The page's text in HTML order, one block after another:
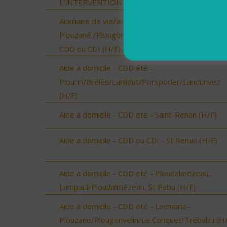
L'INTERVENTION SOCIALE ET FAMILIALE (H/F)
Auxiliaire de vie/aide à domicile - Locmaria-
Plouzané /Plougonvelin/Le Conquet/Trébabu -
CDD ou CDI (H/F)
Aide à domicile - CDD été -
Plourin/Brélès/Lanildut/Porspoder/Landunvez
(H/F)
Aide à domicile - CDD été - Saint-Renan (H/F)
Aide à domicile - CDD ou CDI - St Renan (H/F)
Aide à domicile - CDD été - Ploudalmézeau,
Lampaul-Ploudalmézeau, St Pabu (H/F)
Aide à domicile - CDD été - Locmaria-
Plouzané/Plougonvelin/Le Conquet/Trébabu